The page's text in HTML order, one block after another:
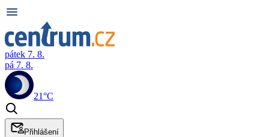
pátek 7. 8.
pá 7. 8.
21°C
Přihlášení